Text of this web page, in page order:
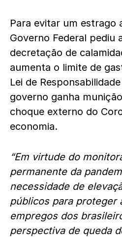
Para evitar um estrago
Governo Federal pediu
decretação de
aumenta o limite de
Lei de
governo ganha
choque externo do
economia.
“Em virtude do
permanente da
necessidade de
públicos para proteger
empregos dos
perspectiva de queda